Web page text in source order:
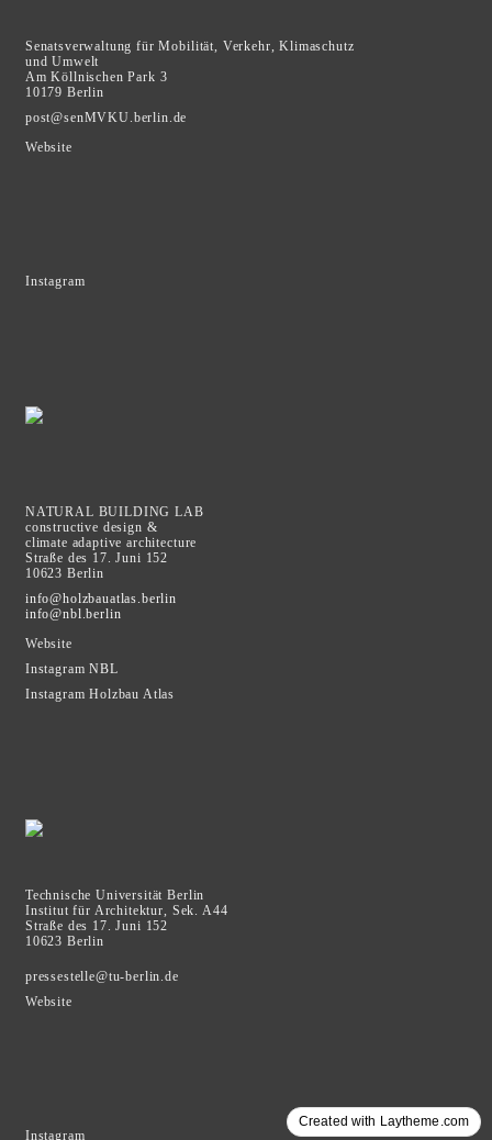
Created with Laytheme.com
Senatsverwaltung für Mobilität, Verkehr, Klimaschutz
und Umwelt
Am Köllnischen Park 3
10179 Berlin
post@senMVKU.berlin.de
Website
Instagram
NATURAL BUILDING LAB
constructive design &
climate adaptive architecture
Straße des 17. Juni 152
10623 Berlin
info@holzbauatlas.berlin
info@nbl.berlin
Website
Instagram NBL
Instagram Holzbau Atlas
Technische Universität Berlin
Institut für Architektur, Sek. A44
Straße des 17. Juni 152
10623 Berlin
pressestelle@tu-berlin.de
Website
Instagram